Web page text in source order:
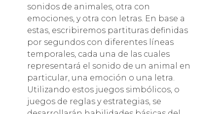
sonidos de animales, otra con
emociones, y otra con letras. En base a
estas, escribiremos partituras definidas
por segundos con diferentes líneas
temporales, cada una de las cuales
representará el sonido de un animal en
particular, una emoción o una letra.
Utilizando estos juegos simbólicos, o
juegos de reglas y estrategias, se